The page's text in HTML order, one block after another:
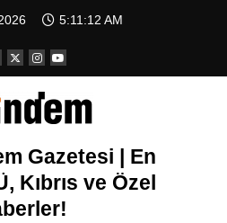
5:11:12 AM
Gazetesi | En
Kıbrıs ve Özel